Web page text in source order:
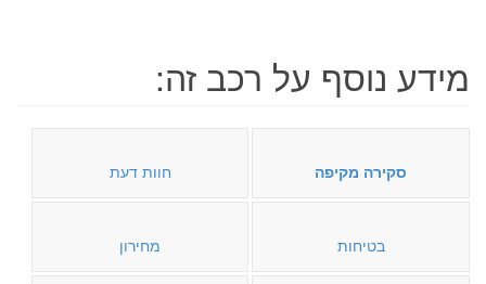
מידע נוסף על רכב זה:
סקירה מקיפה חוות דעת
בטיחות מחירון